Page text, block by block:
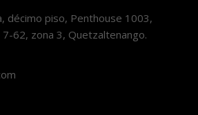
décimo piso, Penthouse 1003,
7-62, zona 3, Quetzaltenango.